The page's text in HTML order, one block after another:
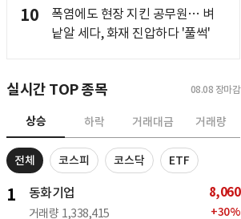
10
폭염에도 현장 지킨 공무원… 벼
낱알 세다, 화재 진압하다 '풀썩'
실시간 TOP 종목 08.08 장마감
상승 하락 거래대금 거래량
전체 코스피 코스닥 ETF
1 동화기업
거래량 1,338,415
8,060
+30%